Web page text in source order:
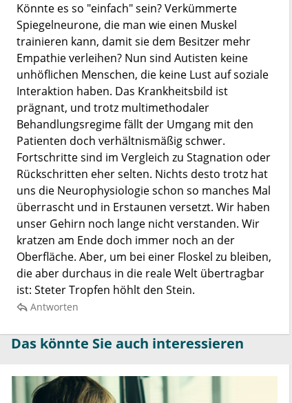
Könnte es so "einfach" sein? Verkümmerte
Spiegelneurone, die man wie einen Muskel
trainieren kann, damit sie dem Besitzer mehr
Empathie verleihen? Nun sind Autisten keine
unhöflichen Menschen, die keine Lust auf soziale
Interaktion haben. Das Krankheitsbild ist
prägnant, und trotz multimethodaler
Behandlungsregime fällt der Umgang mit den
Patienten doch verhältnismäßig schwer.
Fortschritte sind im Vergleich zu Stagnation oder
Rückschritten eher selten. Nichts desto trotz hat
uns die Neurophysiologie schon so manches Mal
überrascht und in Erstaunen versetzt. Wir haben
unser Gehirn noch lange nicht verstanden. Wir
kratzen am Ende doch immer noch an der
Oberfläche. Aber, um bei einer Floskel zu bleiben,
die aber durchaus in die reale Welt übertragbar
ist: Steter Tropfen höhlt den Stein.
Antworten
Das könnte Sie auch interessieren